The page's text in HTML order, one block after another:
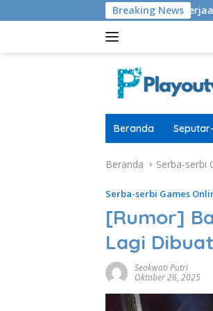
ke
Breaking News
40.000 Masih Di Pengerjaan
Beranda
Beranda Serba-serbi
Serba-serbi Games
[Rumor]
Lagi Dibuat
Seokwati Putri
Oktober 26, 2025